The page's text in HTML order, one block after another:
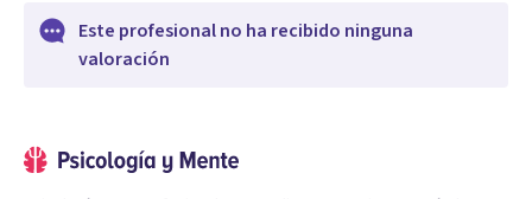
Este profesional no ha recibido ninguna
valoración